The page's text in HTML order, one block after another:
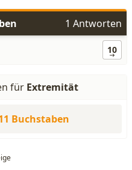
1 Antworten
10
für Extremität
Buchstaben